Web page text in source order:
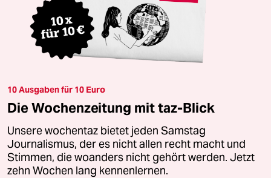
10 Ausgaben für 10 Euro
Die Wochenzeitung mit taz-Blick
Unsere wochentaz bietet jeden Samstag
Journalismus, der es nicht allen recht macht und
Stimmen, die woanders nicht gehört werden. Jetzt
zehn Wochen lang kennenlernen.